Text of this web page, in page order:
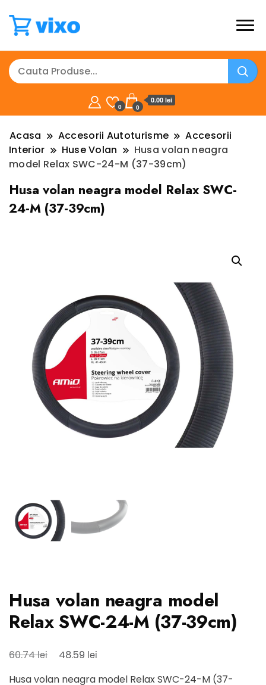
0 0
0.00 lei
Acasa Accesorii Autoturisme
Accesorii
Interior
Huse Volan
Husa volan neagra
model Relax SWC-24-M (37-39cm)
Husa volan neagra model Relax SWC-
24-M (37-39cm)
Husa volan neagra model
Relax SWC-24-M (37-39cm)
60.74lei
Prețul
48.59 lei
Husa volan neagra model Relax SWC-24-M (37-